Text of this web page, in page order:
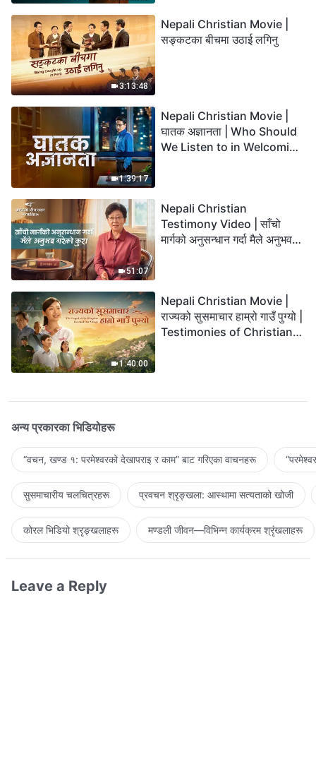
3:13:48
Nepali Christian Movie |
सङ्कटका बीचमा उठाई लगिनु
1:39:17
Nepali Christian Movie |
घातक अज्ञानता | Who Should
We Listen to in Welcoming
51:07
Nepali Christian
Testimony Video | साँचो
मार्गको अनुसन्धान गर्दा मैले अनुभव
1:40:00
Nepali Christian Movie |
राज्यको सुसमाचार हाम्रो गाउँ पुग्यो |
Testimonies of Christians
अन्य प्रकारका भिडियोहरू
“वचन, खण्ड १: परमेश्‍वरको देखापराइ र काम” बाट गरिएका वाचनहरू
सुसमाचारीय चलचित्रहरू प्रवचन श्रृङ्खला: आस्थामा सत्यताको खोजी
कोरल भिडियो श्रृङ्खलाहरू मण्डली जीवन—विभिन्‍न कार्यक्रम श्रृंखलाहरू
Leave a Reply